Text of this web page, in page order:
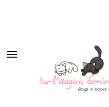
Sur
sirène